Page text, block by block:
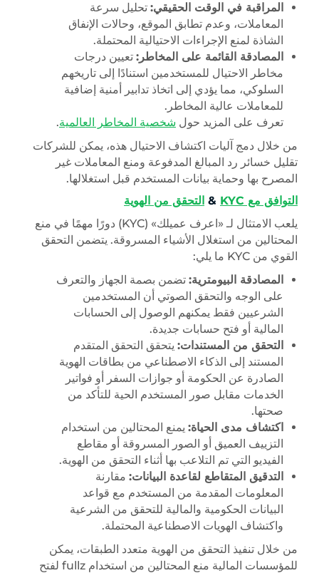
المراقبة في الوقت الحقيقي: تحليل سرعة
المعاملات، وعدم تطابق الموقع، وحالات الإنفاق
الشاذة لمنع الإجراءات الاحتيالية المحتملة.
المصادقة القائمة على المخاطر: تعيين درجات
مخاطر الاحتيال للمستخدمين استنادًا إلى تاريخهم
السلوكي، مما يؤدي إلى اتخاذ تدابير أمنية إضافية
للمعاملات عالية المخاطر.
تعرف على المزيد حول شخصية المخاطر العالمية.
من خلال دمج آليات اكتشاف الاحتيال هذه، يمكن للشركات
تقليل خسائر رد المبالغ المدفوعة ومنع المعاملات غير
المصرح بها وحماية بيانات المستخدم قبل استغلالها.
التوافق مع KYC
& التحقق من الهوية
يلعب الامتثال لـ «اعرف عميلك» (KYC) دورًا مهمًا في منع
المحتالين من استغلال الأشياء المسروقة. يتضمن التحقق
القوي من KYC ما يلي:
المصادقة البيومترية: تضمن بصمة الجهاز والتعرف
على الوجه والتحقق الصوتي أن المستخدمين
الشرعيين فقط يمكنهم الوصول إلى الحسابات
المالية أو فتح حسابات جديدة.
التحقق من المستندات: يتحقق التحقق المتقدم
المستند إلى الذكاء الاصطناعي من بطاقات الهوية
الصادرة عن الحكومة أو جوازات السفر أو فواتير
الخدمات مقابل صور المستخدم الحية للتأكد من
صحتها.
اكتشاف مدى الحياة: يمنع المحتالين من استخدام
التزييف العميق أو الصور المسروقة أو مقاطع
الفيديو التي تم التلاعب بها أثناء التحقق من الهوية.
التدقيق المتقاطع لقاعدة البيانات: مقارنة
المعلومات المقدمة من المستخدم مع قواعد
البيانات الحكومية والمالية للتحقق من الشرعية
واكتشاف الهويات الاصطناعية المحتملة.
من خلال تنفيذ التحقق من الهوية متعدد الطبقات، يمكن
للمؤسسات المالية منع المحتالين من استخدام fullz لفتح